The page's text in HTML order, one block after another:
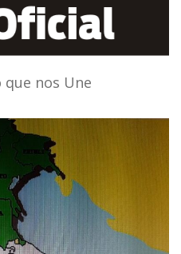
que nos Une